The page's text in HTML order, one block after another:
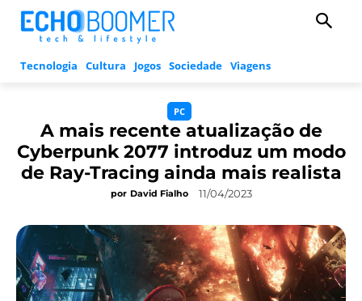
Tecnologia Cultura Jogos Sociedade Viagens
PC
A mais recente atualização de
Cyberpunk 2077 introduz um modo
de Ray-Tracing ainda mais realista
por David Fialho 11/04/2023